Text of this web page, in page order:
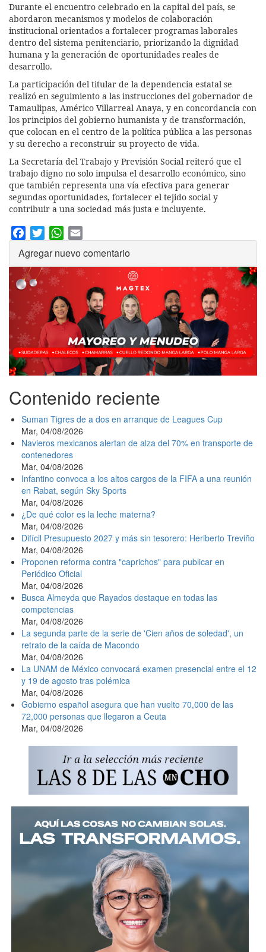
Durante el encuentro celebrado en la capital del país, se
abordaron mecanismos y modelos de colaboración
institucional orientados a fortalecer programas laborales
dentro del sistema penitenciario, priorizando la dignidad
humana y la generación de oportunidades reales de
desarrollo.
La participación del titular de la dependencia estatal se
realizó en seguimiento a las instrucciones del gobernador de
Tamaulipas, Américo Villarreal Anaya, y en concordancia con
los principios del gobierno humanista y de transformación,
que colocan en el centro de la política pública a las personas
y su derecho a reconstruir su proyecto de vida.
La Secretaría del Trabajo y Previsión Social reiteró que el
trabajo digno no solo impulsa el desarrollo económico, sino
que también representa una vía efectiva para generar
segundas oportunidades, fortalecer el tejido social y
contribuir a una sociedad más justa e incluyente.
Facebook
TwitterWhatsApp
Agregar nuevo comentario
Contenido reciente
Suman Tigres de a dos en arranque de Leagues Cup
Mar, 04/08/2026
Navieros mexicanos alertan de alza del 70% en transporte de
contenedores
Mar, 04/08/2026
Infantino convoca a los altos cargos de la FIFA a una reunión
en Rabat, según Sky Sports
Mar, 04/08/2026
¿De qué color es la leche materna?
Mar, 04/08/2026
Difícil Presupuesto 2027 y más sin tesorero: Heriberto Treviño
Mar, 04/08/2026
Proponen reforma contra "caprichos" para publicar en
Periódico Oficial
Mar, 04/08/2026
Busca Almeyda que Rayados destaque en todas las
competencias
Mar, 04/08/2026
La segunda parte de la serie de 'Cien años de soledad', un
retrato de la caída de Macondo
Mar, 04/08/2026
La UNAM de México convocará examen presencial entre el 12
y 19 de agosto tras polémica
Mar, 04/08/2026
Gobierno español asegura que han vuelto 70,000 de las
72,000 personas que llegaron a Ceuta
Mar, 04/08/2026